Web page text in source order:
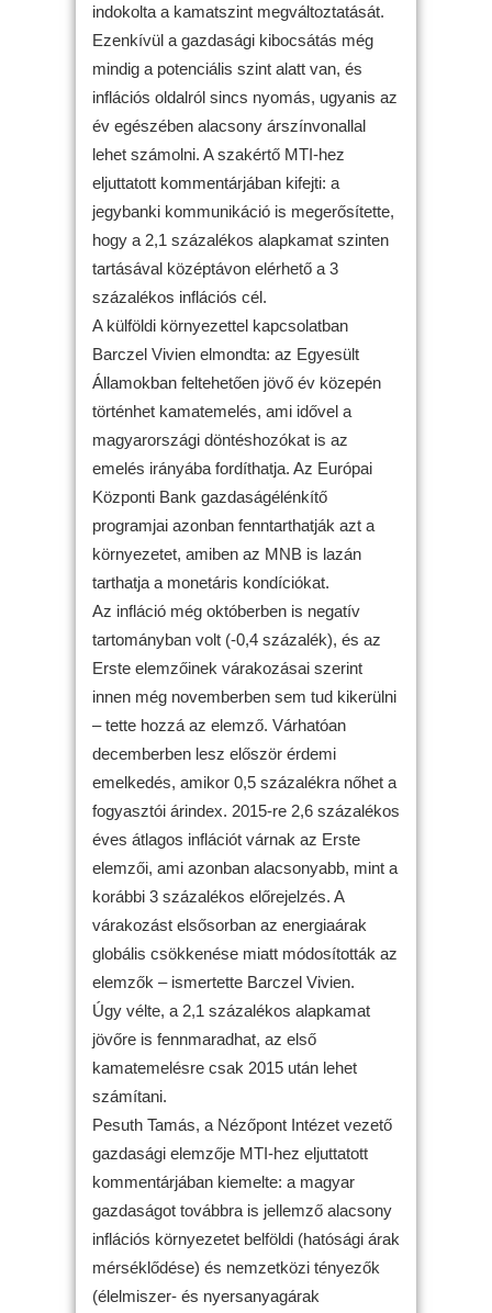
indokolta a kamatszint megváltoztatását.
Ezenkívül a gazdasági kibocsátás még
mindig a potenciális szint alatt van, és
inflációs oldalról sincs nyomás, ugyanis az
év egészében alacsony árszínvonallal
lehet számolni. A szakértő MTI-hez
eljuttatott kommentárjában kifejti: a
jegybanki kommunikáció is megerősítette,
hogy a 2,1 százalékos alapkamat szinten
tartásával középtávon elérhető a 3
százalékos inflációs cél.
A külföldi környezettel kapcsolatban
Barczel Vivien elmondta: az Egyesült
Államokban feltehetően jövő év közepén
történhet kamatemelés, ami idővel a
magyarországi döntéshozókat is az
emelés irányába fordíthatja. Az Európai
Központi Bank gazdaságélénkítő
programjai azonban fenntarthatják azt a
környezetet, amiben az MNB is lazán
tarthatja a monetáris kondíciókat.
Az infláció még októberben is negatív
tartományban volt (-0,4 százalék), és az
Erste elemzőinek várakozásai szerint
innen még novemberben sem tud kikerülni
– tette hozzá az elemző. Várhatóan
decemberben lesz először érdemi
emelkedés, amikor 0,5 százalékra nőhet a
fogyasztói árindex. 2015-re 2,6 százalékos
éves átlagos inflációt várnak az Erste
elemzői, ami azonban alacsonyabb, mint a
korábbi 3 százalékos előrejelzés. A
várakozást elsősorban az energiaárak
globális csökkenése miatt módosították az
elemzők – ismertette Barczel Vivien.
Úgy vélte, a 2,1 százalékos alapkamat
jövőre is fennmaradhat, az első
kamatemelésre csak 2015 után lehet
számítani.
Pesuth Tamás, a Nézőpont Intézet vezető
gazdasági elemzője MTI-hez eljuttatott
kommentárjában kiemelte: a magyar
gazdaságot továbbra is jellemző alacsony
inflációs környezetet belföldi (hatósági árak
mérséklődése) és nemzetközi tényezők
(élelmiszer- és nyersanyagárak